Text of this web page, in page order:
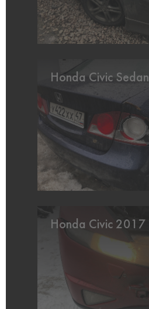
Honda Civic Sedan
Honda Civic 2017